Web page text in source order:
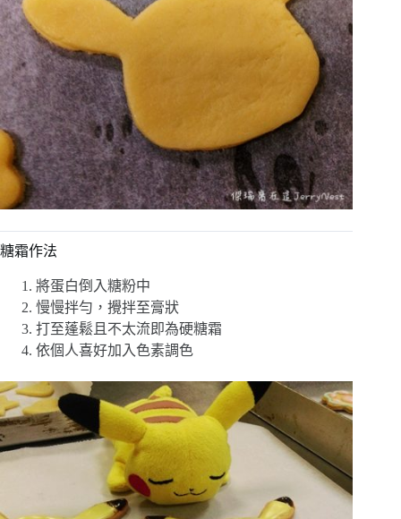
糖霜作法
將蛋白倒入糖粉中
慢慢拌勻，攪拌至膏狀
打至蓬鬆且不太流即為硬糖霜
依個人喜好加入色素調色